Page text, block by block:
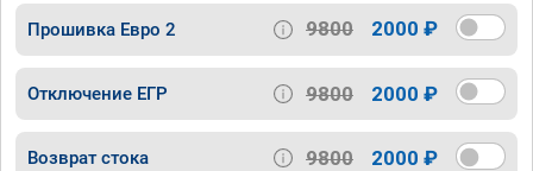
Прошивка Евро 2 9800 2000 ₽
Отключение ЕГР 9800 2000 ₽
Возврат стока 9800 2000 ₽